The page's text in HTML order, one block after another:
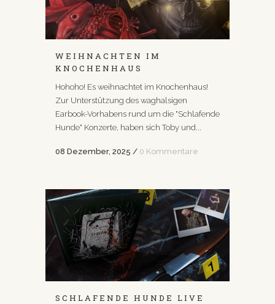
WEIHNACHTEN IM
KNOCHENHAUS
Hohoho! Es weihnachtet im Knochenhaus!
Zur Unterstützung des waghalsigen
Earbook-Vorhabens rund um die "Schlafende
Hunde" Konzerte, haben sich Toby und...
08 Dezember, 2025 / 0 Kommentare
SCHLAFENDE HUNDE LIVE